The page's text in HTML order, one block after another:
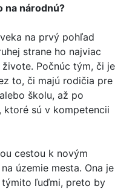
na národnú?
na prvý pohľad
strane ho najviac
Počnúc tým, či je
to, či majú rodičia pre
školu, až po
ktoré sú v kompetencii
cestou k novým
územie mesta. Ona je
ľuďmi, preto by